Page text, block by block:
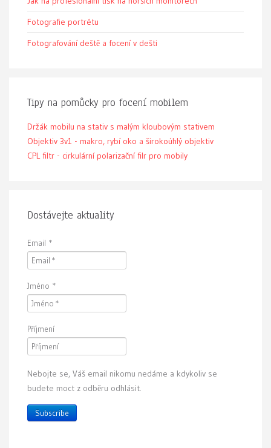
Fotografie portrétu
Fotografování deště a focení v dešti
Tipy na pomůcky pro focení mobilem
Držák mobilu na stativ s malým kloubovým stativem
Objektiv 3v1 - makro, rybí oko a širokoúhlý objektiv
CPL filtr - cirkulární polarizační filr pro mobily
Dostávejte aktuality
Email *
Jméno *
Příjmení
Nebojte se, Váš email nikomu nedáme a kdykoliv se
budete moct z odběru odhlásit.
Subscribe